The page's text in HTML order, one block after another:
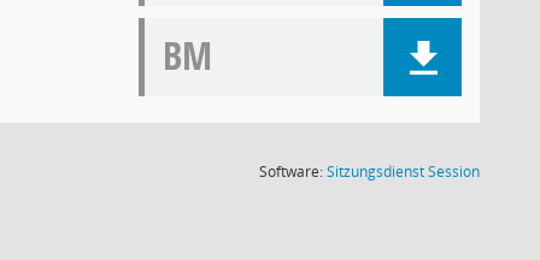
BM
Software:SitzungsdienstSession(Wird in